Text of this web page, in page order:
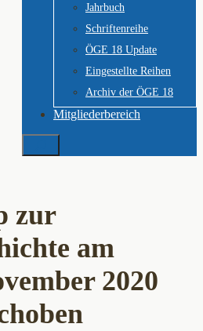
Jahrbuch
Schriftenreihe
ÖGE 18 Update
Eingestellte Reihen
Archiv der ÖGE 18
Mitgliederbereich
Suchen
zur
am
2020